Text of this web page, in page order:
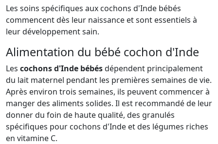
Les soins spécifiques aux cochons d'Inde bébés
commencent dès leur naissance et sont essentiels à
leur développement sain.
Alimentation du bébé cochon d'Inde
Les cochons d'Inde bébésdépendent principalement
du lait maternel pendant les premières semaines de vie.
Après environ trois semaines, ils peuvent commencer à
manger des aliments solides. Il est recommandé de leur
donner du foin de haute qualité, des granulés
spécifiques pour cochons d'Inde et des légumes riches
en vitamine C.